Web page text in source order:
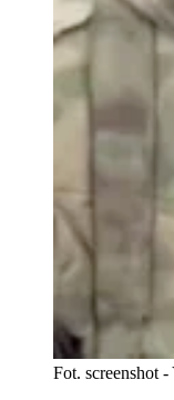
Fot. screenshot